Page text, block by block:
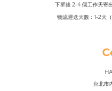
下單後 2-4 個工作天寄
物流運送天數：1-2天
台北市